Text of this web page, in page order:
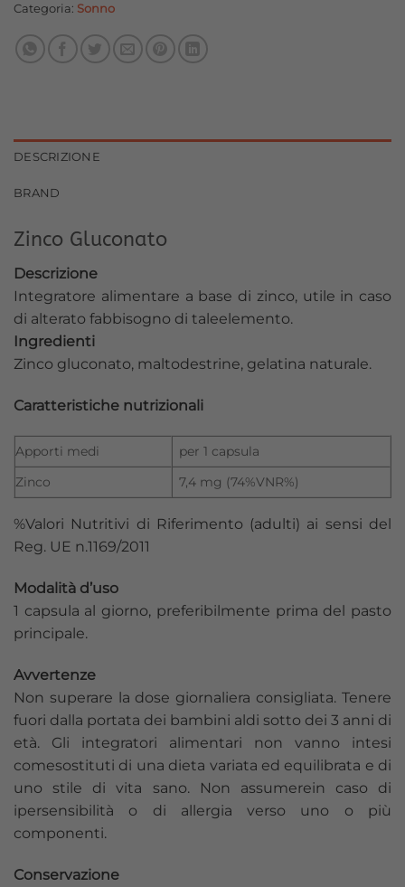
Categoria: Sonno
DESCRIZIONE
BRAND
Zinco Gluconato
Descrizione
Integratore alimentare a base di zinco, utile in caso
di alterato fabbisogno di taleelemento.
Ingredienti
Zinco gluconato, maltodestrine, gelatina naturale.
Caratteristiche nutrizionali
Apporti medi
per 1 capsula
Zinco
7,4 mg (74%VNR%)
%Valori Nutritivi di Riferimento (adulti) ai sensi del
Reg. UE n.1169/2011
Modalità d’uso
1 capsula al giorno, preferibilmente prima del pasto
principale.
Avvertenze
Non superare la dose giornaliera consigliata. Tenere
fuori dalla portata dei bambini aldi sotto dei 3 anni di
età. Gli integratori alimentari non vanno intesi
comesostituti di una dieta variata ed equilibrata e di
uno stile di vita sano. Non assumerein caso di
ipersensibilità o di allergia verso uno o più
componenti.
Conservazione